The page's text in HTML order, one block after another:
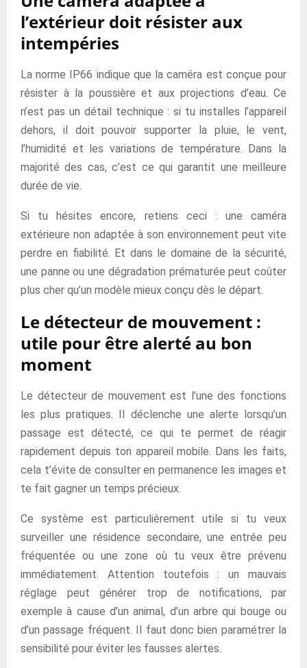
l’extérieur doit résister aux
intempéries
La norme IP66 indique que la caméra est conçue pour
résister à la poussière et aux projections d’eau. Ce
n’est pas un détail technique : si tu installes l’appareil
dehors, il doit pouvoir supporter la pluie, le vent,
l’humidité et les variations de température. Dans la
majorité des cas, c’est ce qui garantit une meilleure
durée de vie.
Si tu hésites encore, retiens ceci : une caméra
extérieure non adaptée à son environnement peut vite
perdre en fiabilité. Et dans le domaine de la sécurité,
une panne ou une dégradation prématurée peut coûter
plus cher qu’un modèle mieux conçu dès le départ.
Le détecteur de mouvement :
utile pour être alerté au bon
moment
Le détecteur de mouvement est l’une des fonctions
les plus pratiques. Il déclenche une alerte lorsqu’un
passage est détecté, ce qui te permet de réagir
rapidement depuis ton appareil mobile. Dans les faits,
cela t’évite de consulter en permanence les images et
te fait gagner un temps précieux.
Ce système est particulièrement utile si tu veux
surveiller une résidence secondaire, une entrée peu
fréquentée ou une zone où tu veux être prévenu
immédiatement. Attention toutefois : un mauvais
réglage peut générer trop de notifications, par
exemple à cause d’un animal, d’un arbre qui bouge ou
d’un passage fréquent. Il faut donc bien paramétrer la
sensibilité pour éviter les fausses alertes.